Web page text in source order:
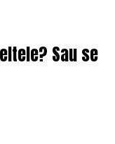
Sau se